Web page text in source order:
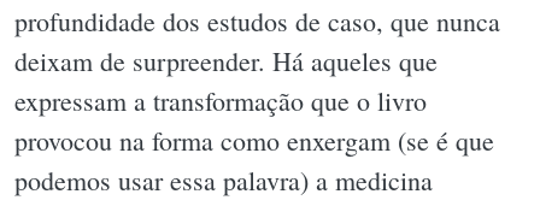
profundidade dos estudos de caso, que nunca
deixam de surpreender. Há aqueles que
expressam a transformação que o livro
provocou na forma como enxergam (se é que
podemos usar essa palavra) a medicina